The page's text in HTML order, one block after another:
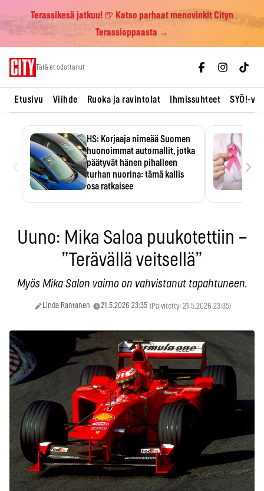
Terassikesä jatkuu! 🍺 Katso parhaat menovinkit Cityn
Terassioppaasta →
Tätä et odottanut
Etusivu Viihde Ruoka ja ravintolat Ihmissuhteet SYÖ!-
HS: Korjaaja nimeää Suomen
huonoimmat automallit, jotka
päätyvät hänen pihalleen
turhan nuorina: tämä kallis
osa ratkaisee
›
Uuno: Mika Saloa puukotettiin –
”Terävällä veitsellä”
Myös Mika Salon vaimo on vahvistanut tapahtuneen.
Linda Rantanen 21.5.2026 23:35 (Päivitetty: 21.5.2026 23:35)